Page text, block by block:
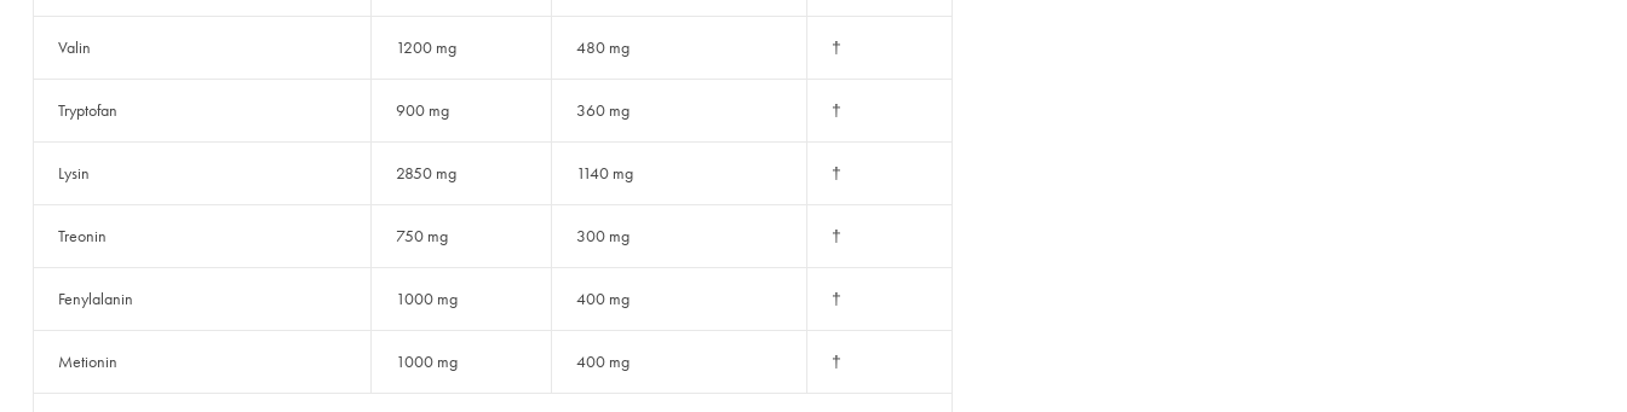
Valin 1200 mg 480 mg †
Tryptofan 900 mg 360 mg †
Lysin 2850 mg 1140 mg †
Treonin 750 mg 300 mg †
Fenylalanin 1000 mg 400 mg †
Metionin 1000 mg 400 mg †